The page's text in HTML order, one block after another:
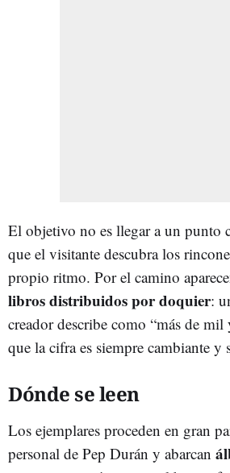
El objetivo no es llegar a un punto
que el visitante descubra los
propio ritmo. Por el camino
libros distribuidos por doquier:
creador describe como “más de
que la cifra es siempre cambiante y
Dónde se leen
Los ejemplares proceden en gran
personal de Pep Durán y abarcan